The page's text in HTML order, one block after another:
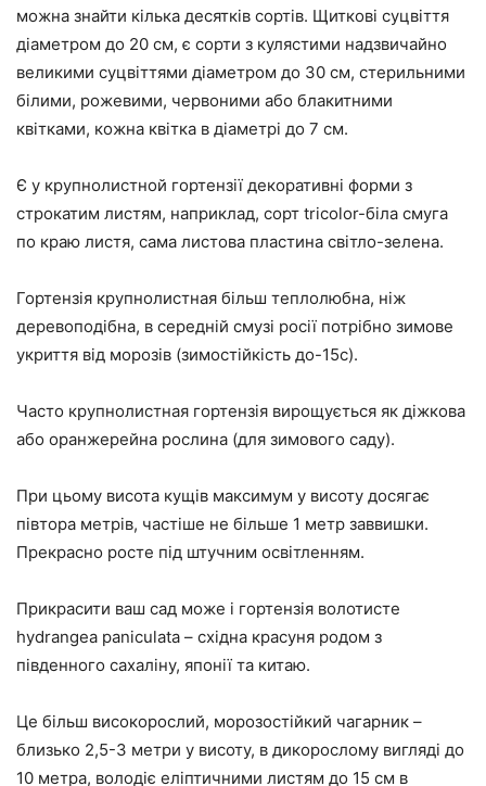
можна знайти кілька десятків сортів. Щиткові суцвіття
діаметром до 20 см, є сорти з кулястими надзвичайно
великими суцвіттями діаметром до 30 см, стерильними
білими, рожевими, червоними або блакитними
квітками, кожна квітка в діаметрі до 7 см.
Є у крупнолистной гортензії декоративні форми з
строкатим листям, наприклад, сорт tricolor-біла смуга
по краю листя, сама листова пластина світло-зелена.
Гортензія крупнолистная більш теплолюбна, ніж
деревоподібна, в середній смузі росії потрібно зимове
укриття від морозів (зимостійкість до-15с).
Часто крупнолистная гортензія вирощується як діжкова
або оранжерейна рослина (для зимового саду).
При цьому висота кущів максимум у висоту досягає
півтора метрів, частіше не більше 1 метр заввишки.
Прекрасно росте під штучним освітленням.
Прикрасити ваш сад може і гортензія волотисте
hydrangea paniculata – східна красуня родом з
південного сахаліну, японії та китаю.
Це більш високорослий, морозостійкий чагарник –
близько 2,5-3 метри у висоту, в дикорослому вигляді до
10 метра, володіє еліптичними листям до 15 см в